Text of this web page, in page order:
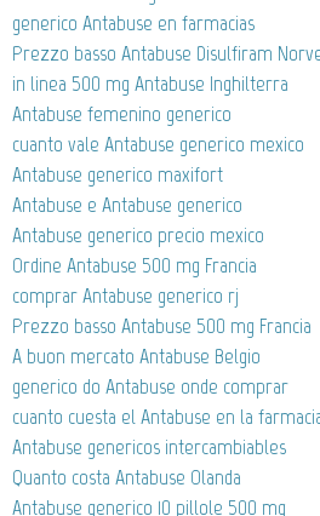
generico Antabuse en farmacias
Prezzo basso Antabuse Disulfiram
in linea 500 mg Antabuse Inghilterra
Antabuse femenino generico
cuanto vale Antabuse generico mexico
Antabuse generico maxifort
Antabuse e Antabuse generico
Antabuse generico precio mexico
Ordine Antabuse 500 mg Francia
comprar Antabuse generico rj
Prezzo basso Antabuse 500 mg Francia
A buon mercato Antabuse Belgio
generico do Antabuse onde comprar
cuanto cuesta el Antabuse en la
Antabuse genericos intercambiables
Quanto costa Antabuse Olanda
Antabuse generico 10 pillole 500 mg